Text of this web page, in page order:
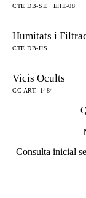
CTE DB-SE · EHE-08
Humitats i
CTE DB-HS
Vicis Ocults
CC ART. 1484
Consulta inicial